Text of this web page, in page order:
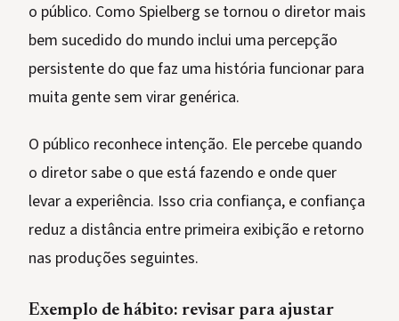
o público. Como Spielberg se tornou o diretor mais
bem sucedido do mundo inclui uma percepção
persistente do que faz uma história funcionar para
muita gente sem virar genérica.
O público reconhece intenção. Ele percebe quando
o diretor sabe o que está fazendo e onde quer
levar a experiência. Isso cria confiança, e confiança
reduz a distância entre primeira exibição e retorno
nas produções seguintes.
Exemplo de hábito: revisar para ajustar